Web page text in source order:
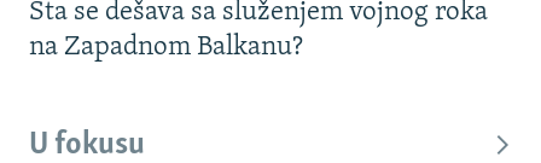
Šta se dešava sa služenjem vojnog roka
na Zapadnom Balkanu?
U fokusu